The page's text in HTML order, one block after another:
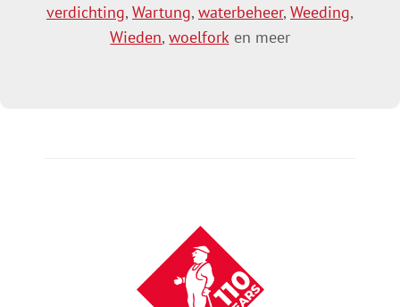
verdichting, Wartung,waterbeheer,Weeding,
Wieden,woelfork en meer